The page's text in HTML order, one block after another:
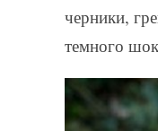
черники,
темного